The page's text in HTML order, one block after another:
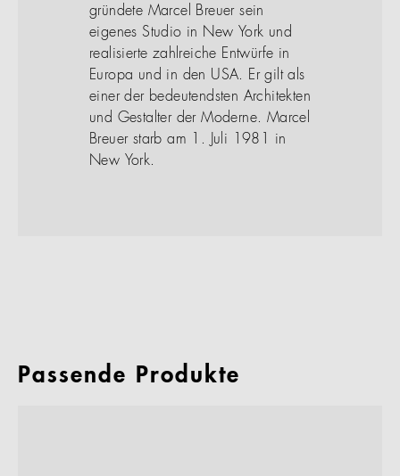
gründete Marcel Breuer sein
eigenes Studio in New York und
realisierte zahlreiche Entwürfe in
Europa und in den USA. Er gilt als
einer der bedeutendsten Architekten
und Gestalter der Moderne. Marcel
Breuer starb am 1. Juli 1981 in
New York.
Passende Produkte